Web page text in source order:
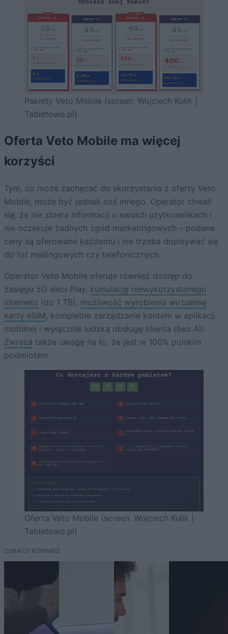
Pakiety Veto Mobile (screen: Wojciech Kulik |
Tabletowo.pl)
Oferta Veto Mobile ma więcej
korzyści
Tym, co może zachęcać do skorzystania z oferty Veto
Mobile, może być jednak coś innego. Operator chwali
się, że nie zbiera informacji o swoich użytkownikach i
nie oczekuje żadnych zgód marketingowych – podane
ceny są oferowane każdemu i nie trzeba dopisywać się
do list mailingowych czy telefonicznych.
Operator Veto Mobile oferuje również dostęp do
zasięgu 5G sieci Play, kumulację niewykorzystanego
internetu (do 1 TB), możliwość wyrobienia wirtualnej
karty eSIM, kompletne zarządzanie kontem w aplikacji
mobilnej i wyłącznie ludzką obsługę klienta (bez AI).
Zwraca także uwagę na to, że jest w 100% polskim
podmiotem.
Oferta Veto Mobile (screen: Wojciech Kulik |
Tabletowo.pl)
ZOBACZ RÓWNIEŻ